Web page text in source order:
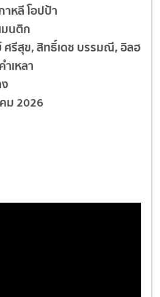
าหลี โอปป้า
มนติก
ศรีสุข, สิทธิ์เดช บรรมณี, อิลฮ
เหลา
ม 2026